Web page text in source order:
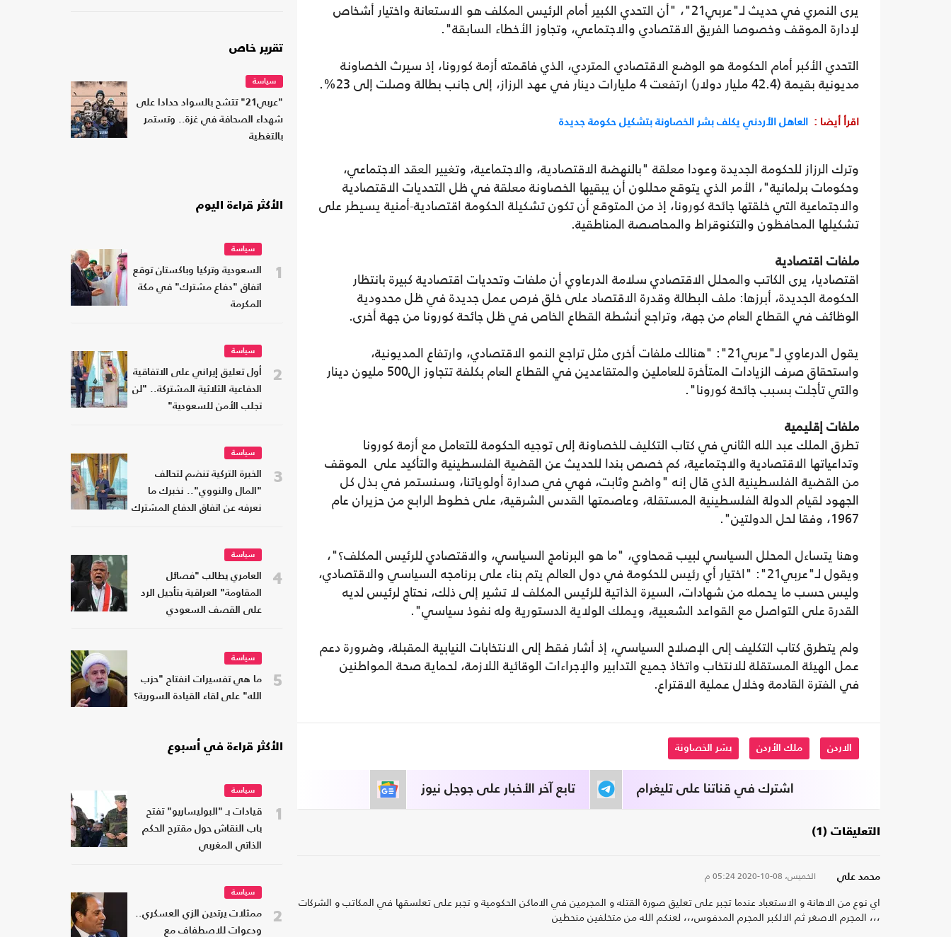
يرى النمري في حديث لـ"عربي21"، "أن التحدي الكبير أمام الرئيس المكلف هو الاستعانة واختيار أشخاص
لإدارة الموقف وخصوصا الفريق الاقتصادي والاجتماعي، وتجاوز الأخطاء السابقة".
التحدي الأكبر أمام الحكومة هو الوضع الاقتصادي المتردي، الذي فاقمته أزمة كورونا، إذ سيرث الخصاونة
مديونية بقيمة (42.4 مليار دولار) ارتفعت 4 مليارات دينار في عهد الرزاز، إلى جانب بطالة وصلت إلى 23%.
اقرأ أيضا : العاهل الأردني يكلف بشر الخصاونة بتشكيل حكومة جديدة
وترك الرزاز للحكومة الجديدة وعودا معلقة "بالنهضة الاقتصادية، والاجتماعية، وتغيير العقد الاجتماعي،
وحكومات برلمانية"، الأمر الذي يتوقع محللون أن يبقيها الخصاونة معلقة في ظل التحديات الاقتصادية
والاجتماعية التي خلقتها جائحة كورونا، إذ من المتوقع أن تكون تشكيلة الحكومة اقتصادية-أمنية يسيطر على
تشكيلها المحافظون والتكنوقراط والمحاصصة المناطقية.
ملفات اقتصادية
اقتصاديا، يرى الكاتب والمحلل الاقتصادي سلامة الدرعاوي أن ملفات وتحديات اقتصادية كبيرة بانتظار
الحكومة الجديدة، أبرزها: ملف البطالة وقدرة الاقتصاد على خلق فرص عمل جديدة في ظل محدودية
الوظائف في القطاع العام من جهة، وتراجع أنشطة القطاع الخاص في ظل جائحة كورونا من جهة أخرى.
يقول الدرعاوي لـ"عربي21": "هنالك ملفات أخرى مثل تراجع النمو الاقتصادي، وارتفاع المديونية،
واستحقاق صرف الزيادات المتأخرة للعاملين والمتقاعدين في القطاع العام بكلفة تتجاوز ال500 مليون دينار
والتي تأجلت بسبب جائحة كورونا".
ملفات إقليمية
تطرق الملك عبد الله الثاني في كتاب التكليف للخصاونة إلى توجيه الحكومة للتعامل مع أزمة كورونا
وتداعياتها الاقتصادية والاجتماعية، كم خصص بندا للحديث عن القضية الفلسطينية والتأكيد على الموقف
من القضية الفلسطينية الذي قال إنه "واضح وثابت، فهي في صدارة أولوياتنا، وسنستمر في بذل كل
الجهود لقيام الدولة الفلسطينية المستقلة، وعاصمتها القدس الشرقية، على خطوط الرابع من حزيران عام
1967، وفقا لحل الدولتين".
وهنا يتساءل المحلل السياسي لبيب قمحاوي، "ما هو البرنامج السياسي، والاقتصادي للرئيس المكلف؟"،
ويقول لـ"عربي21": "اختيار أي رئيس للحكومة في دول العالم يتم بناء على برنامجه السياسي والاقتصادي،
وليس حسب ما يحمله من شهادات، السيرة الذاتية للرئيس المكلف لا تشير إلى ذلك، نحتاج لرئيس لديه
القدرة على التواصل مع القواعد الشعبية، ويملك الولاية الدستورية وله نفوذ سياسي".
ولم يتطرق كتاب التكليف إلى الإصلاح السياسي، إذ أشار فقط إلى الانتخابات النيابية المقبلة، وضرورة دعم
عمل الهيئة المستقلة للانتخاب واتخاذ جميع التدابير والإجراءات الوقائية اللازمة، لحماية صحة المواطنين
في الفترة القادمة وخلال عملية الاقتراع.
الاردن ملك الأردن بشر الخصاونة
تابع آخر الأخبار على جوجل نيوز اشترك في قناتنا على تليغرام
التعليقات (1)
محمد علي الخميس، 08-10-2020 05:24 م
اي نوع من الاهانة و الاستعباد عندما تجبر على تعليق صورة القتله و المجرمين في الاماكن الحكومية و تجبر على تعلسقها في المكاتب و الشركات
،،، المجرم الاصغر ثم الالكبر المجرم المدفوس،،، لعنكم الله من متخلفين منحطين
تقرير خاص
سياسة
"عربي21" تتشح بالسواد حدادا على
شهداء الصحافة في غزة.. وتستمر
بالتغطية
الأكثر قراءة اليوم
1
سياسة
السعودية وتركيا وباكستان توقع
اتفاق "دفاع مشترك" في مكة
المكرمة
2
سياسة
أول تعليق إيراني على الاتفاقية
الدفاعية الثلاثية المشتركة.. "لن
تجلب الأمن للسعودية"
3
سياسة
الخبرة التركية تنضم لتحالف
"المال والنووي".. نخبرك ما
نعرفه عن اتفاق الدفاع المشترك
4
سياسة
العامري يطالب "فصائل
المقاومة" العراقية بتأجيل الرد
على القصف السعودي
5
سياسة
ما هي تفسيرات انفتاح "حزب
الله" على لقاء القيادة السورية؟
الأكثر قراءة في أسبوع
1
سياسة
قيادات بـ "البوليساريو" تفتح
باب النقاش حول مقترح الحكم
الذاتي المغربي
2
سياسة
ممثلات يرتدين الزي العسكري..
ودعوات للاصطفاف مع